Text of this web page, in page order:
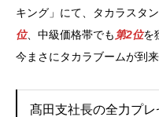
キング」にて、タカラスタ
位、中級価格帯でも 第2位を
今まさにタカラブームが到
髙田支社長の全力プレ